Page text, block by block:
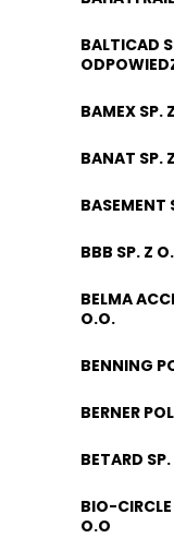
BALTICAD
BAMEX SP.
BANAT SP.
BASEMENT
BBB SP. Z
BELMA
O.O.
BENNING
BERNER
BETARD
BIO-
O.O